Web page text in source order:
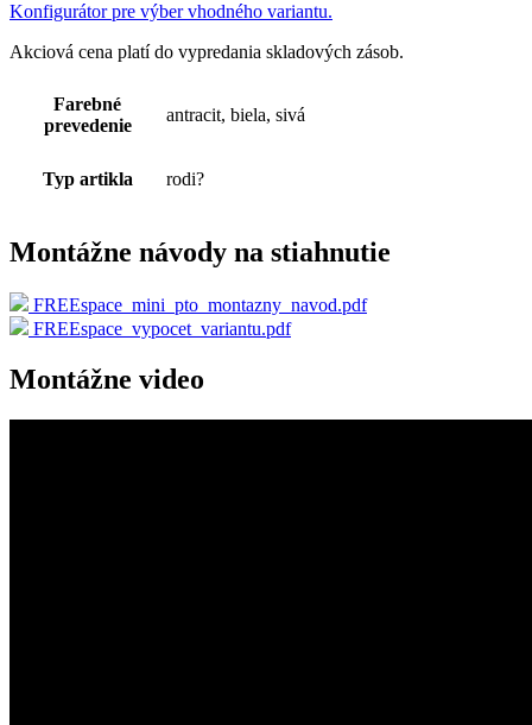
Konfigurátor pre výber vhodného variantu.
Akciová cena platí do vypredania skladových zásob.
Farebné
prevedenie
antracit, biela, sivá
Typ artikla rodi?
Montážne návody na stiahnutie
FREEspace_mini_pto_montazny_navod.pdf
FREEspace_vypocet_variantu.pdf
Montážne video